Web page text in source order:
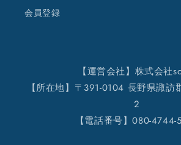
会員登録
【運営会社】株式会社
【所在地】〒391-0104 長野県諏訪
2
【電話番号】080-4744-